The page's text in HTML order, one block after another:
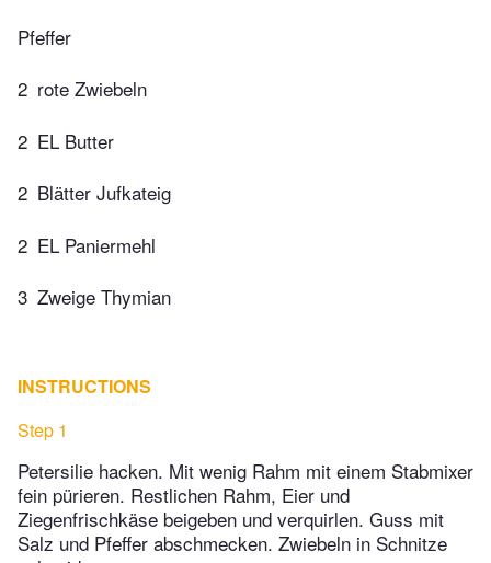
Pfeffer
2 rote Zwiebeln
2 EL Butter
2 Blätter Jufkateig
2 EL Paniermehl
3 Zweige Thymian
INSTRUCTIONS
Step 1
Petersilie hacken. Mit wenig Rahm mit einem Stabmixer
fein pürieren. Restlichen Rahm, Eier und
Ziegenfrischkäse beigeben und verquirlen. Guss mit
Salz und Pfeffer abschmecken. Zwiebeln in Schnitze